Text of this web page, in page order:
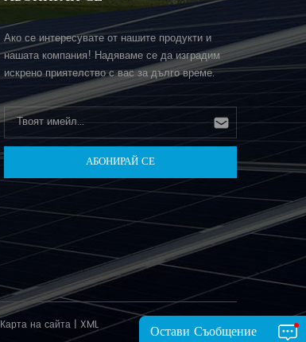
Ако се интересувате от нашите продукти и
нашата компания! Надяваме се да изградим
искрено приятелство с вас за дълго време.
Карта на сайта | XML Остави Съобщение